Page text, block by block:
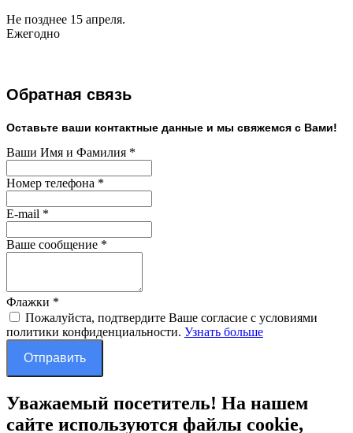
Не позднее 15 апреля.
Ежегодно
Обратная связь
Оставьте ваши контактные данные и мы свяжемся с Вами!
Ваши Имя и Фамилия *
Номер телефона *
E-mail *
Ваше сообщение *
Флажки *
Пожалуйста, подтвердите Ваше согласие с условиями
политики конфиденциальности. Узнать больше
Отправить
Уважаемый посетитель! На нашем
сайте используются файлы cookie,